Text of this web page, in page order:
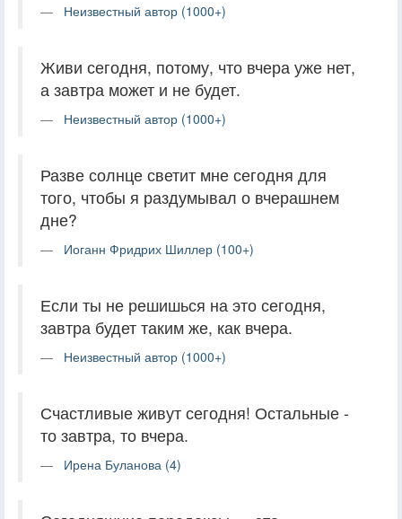
Неизвестный автор (1000+)
Живи сегодня, потому, что вчера уже нет,
а завтра может и не будет.
Неизвестный автор (1000+)
Разве солнце светит мне сегодня для
того, чтобы я раздумывал о вчерашнем
дне?
Иоганн Фридрих Шиллер (100+)
Если ты не решишься на это сегодня,
завтра будет таким же, как вчера.
Неизвестный автор (1000+)
Счастливые живут сегодня! Остальные -
то завтра, то вчера.
Ирена Буланова (4)